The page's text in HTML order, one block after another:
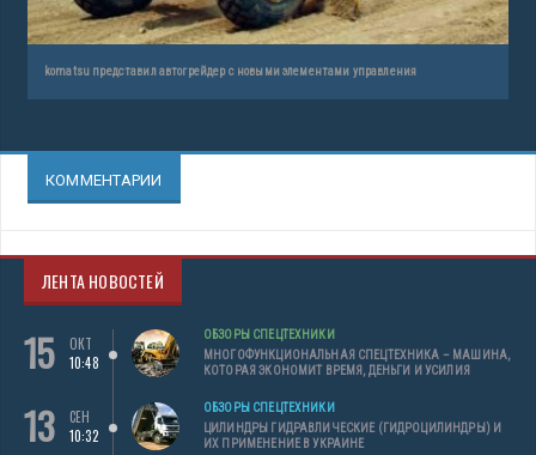
komatsu представил автогрейдер с новыми элементами управления
КОММЕНТАРИИ
ЛЕНТА НОВОСТЕЙ
15
ОКТ
10:48
ОБЗОРЫ СПЕЦТЕХНИКИ
МНОГОФУНКЦИОНАЛЬНАЯ СПЕЦТЕХНИКА – МАШИНА,
КОТОРАЯ ЭКОНОМИТ ВРЕМЯ, ДЕНЬГИ И УСИЛИЯ
13
СЕН
10:32
ОБЗОРЫ СПЕЦТЕХНИКИ
ЦИЛИНДРЫ ГИДРАВЛИЧЕСКИЕ (ГИДРОЦИЛИНДРЫ) И
ИХ ПРИМЕНЕНИЕ В УКРАИНЕ